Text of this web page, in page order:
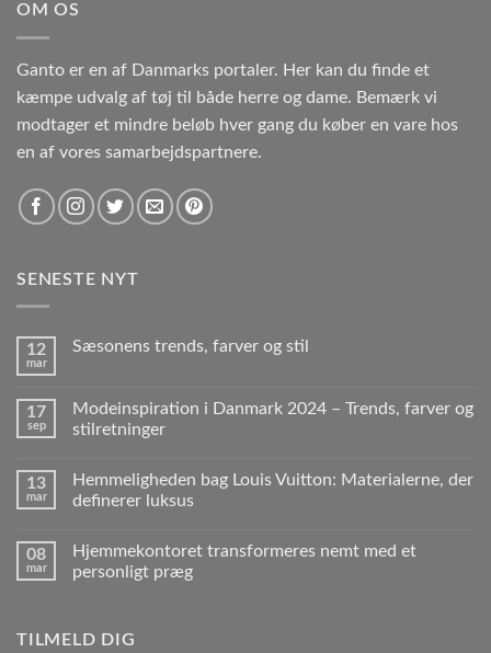
OM OS
Ganto er en af Danmarks portaler. Her kan du finde et
kæmpe udvalg af tøj til både herre og dame. Bemærk vi
modtager et mindre beløb hver gang du køber en vare hos
en af vores samarbejdspartnere.
SENESTE NYT
12
mar
Sæsonens trends, farver og stil
17
sep
Modeinspiration i Danmark 2024 – Trends, farver og
stilretninger
13
mar
Hemmeligheden bag Louis Vuitton: Materialerne, der
definerer luksus
08
mar
Hjemmekontoret transformeres nemt med et
personligt præg
TILMELD DIG